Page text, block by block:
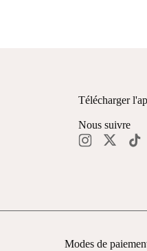
Télécharger
Nous suivre
Modes de